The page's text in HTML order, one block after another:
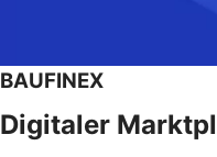
BAUFINEX
Digitaler